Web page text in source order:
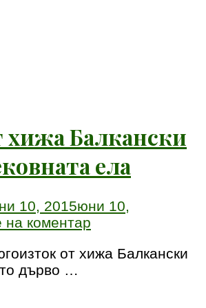
Балкански
ела
10, 2015юни 10,
на коментар
хижа
от хижа Балкански
дърво …